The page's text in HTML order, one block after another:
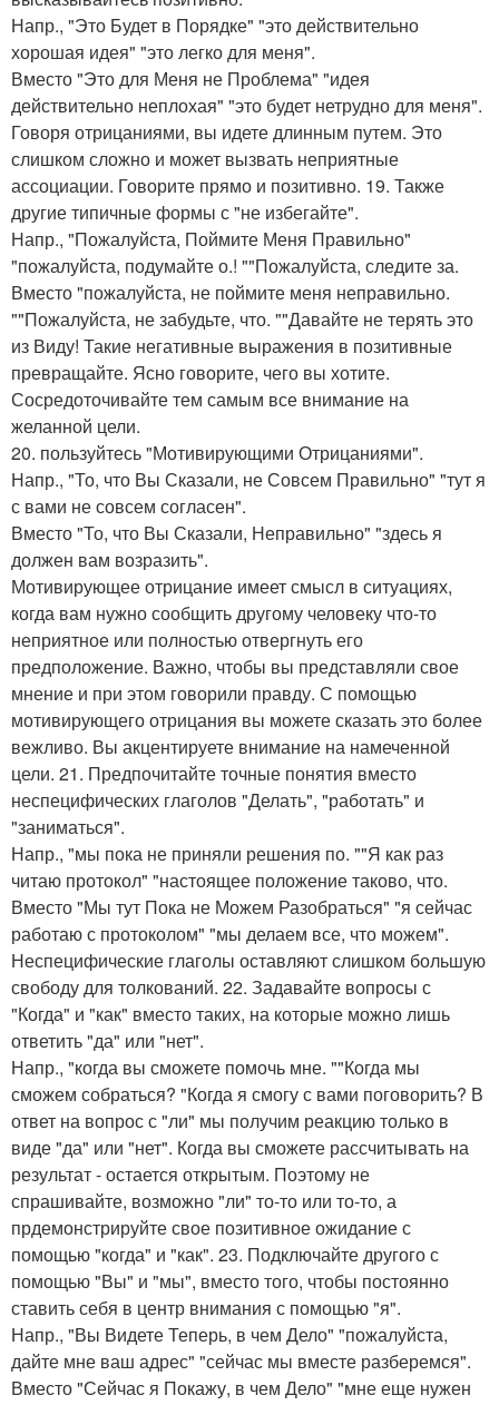
Напр., "Это Будет в Порядке" "это действительно
хорошая идея" "это легко для меня".
Вместо "Это для Меня не Проблема" "идея
действительно неплохая" "это будет нетрудно для меня".
Говоря отрицаниями, вы идете длинным путем. Это
слишком сложно и может вызвать неприятные
ассоциации. Говорите прямо и позитивно. 19. Также
другие типичные формы с "не избегайте".
Напр., "Пожалуйста, Поймите Меня Правильно"
"пожалуйста, подумайте о.! ""Пожалуйста, следите за.
Вместо "пожалуйста, не поймите меня неправильно.
""Пожалуйста, не забудьте, что. ""Давайте не терять это
из Виду! Такие негативные выражения в позитивные
превращайте. Ясно говорите, чего вы хотите.
Сосредоточивайте тем самым все внимание на
желанной цели.
20. пользуйтесь "Мотивирующими Отрицаниями".
Напр., "То, что Вы Сказали, не Совсем Правильно" "тут я
с вами не совсем согласен".
Вместо "То, что Вы Сказали, Неправильно" "здесь я
должен вам возразить".
Мотивирующее отрицание имеет смысл в ситуациях,
когда вам нужно сообщить другому человеку что-то
неприятное или полностью отвергнуть его
предположение. Важно, чтобы вы представляли свое
мнение и при этом говорили правду. С помощью
мотивирующего отрицания вы можете сказать это более
вежливо. Вы акцентируете внимание на намеченной
цели. 21. Предпочитайте точные понятия вместо
неспецифических глаголов "Делать", "работать" и
"заниматься".
Напр., "мы пока не приняли решения по. ""Я как раз
читаю протокол" "настоящее положение таково, что.
Вместо "Мы тут Пока не Можем Разобраться" "я сейчас
работаю с протоколом" "мы делаем все, что можем".
Неспецифические глаголы оставляют слишком большую
свободу для толкований. 22. Задавайте вопросы с
"Когда" и "как" вместо таких, на которые можно лишь
ответить "да" или "нет".
Напр., "когда вы сможете помочь мне. ""Когда мы
сможем собраться? "Когда я смогу с вами поговорить? В
ответ на вопрос с "ли" мы получим реакцию только в
виде "да" или "нет". Когда вы сможете рассчитывать на
результат - остается открытым. Поэтому не
спрашивайте, возможно "ли" то-то или то-то, а
прдемонстрируйте свое позитивное ожидание с
помощью "когда" и "как". 23. Подключайте другого с
помощью "Вы" и "мы", вместо того, чтобы постоянно
ставить себя в центр внимания с помощью "я".
Напр., "Вы Видете Теперь, в чем Дело" "пожалуйста,
дайте мне ваш адрес" "сейчас мы вместе разберемся".
Вместо "Сейчас я Покажу, в чем Дело" "мне еще нужен